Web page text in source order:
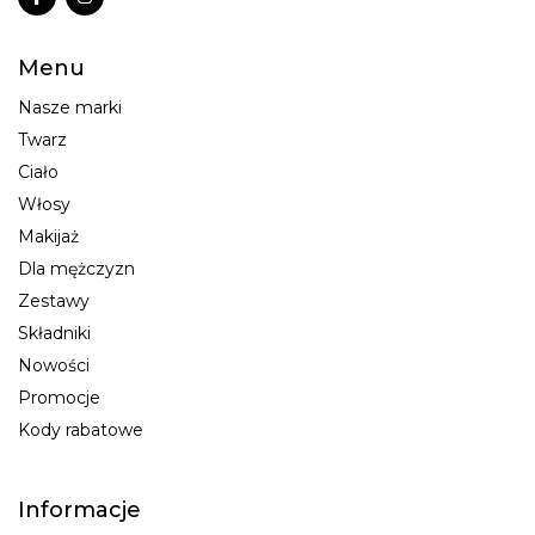
Menu
Nasze marki
Twarz
Ciało
Włosy
Makijaż
Dla mężczyzn
Zestawy
Składniki
Nowości
Promocje
Kody rabatowe
Informacje